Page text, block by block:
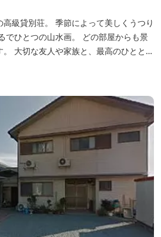
級貸別荘。 季節によって美しくうつり
でひとつの山水画。 どの部屋からも景
大切な友人や家族と、最高のひととき